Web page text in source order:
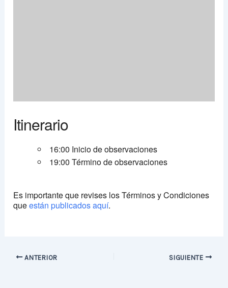
Itinerario
16:00 Inicio de observaciones
19:00 Término de observaciones
Es importante que revises los Términos y Condiciones
queestán publicados aquí.
ANTERIOR SIGUIENTE